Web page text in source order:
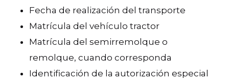
Fecha de realización del transporte
Matrícula del vehículo tractor
Matrícula del semirremolque o
remolque, cuando corresponda
Identificación de la autorización especial